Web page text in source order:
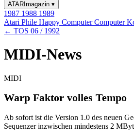
ATARImagazin ▾
1987 1988 1989
Atari Phile Happy ComputerComputer
← TOS 06 / 1992
MIDI-News
MIDI
Warp Faktor volles Tempo
Ab sofort ist die Version 1.0 des neuen
Sequenzer inzwischen mindestens 2